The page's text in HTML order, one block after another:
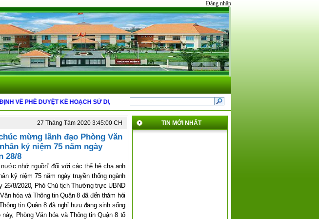
Đăng nhập
DUYỆT KẾ HOẠCH SỬ DỤNG ĐẤT NĂM 2025 CỦA QUẬN 8 GIỚI THIỆU NỘI DUNG MỚI TẠI THÔNG TƯ 31
27 Tháng Tám 2020 3:45:00 CH
mừng lãnh đạo Phòng Văn
kỷ niệm 75 năm ngày
28/8
nhớ nguồn” đối với các thế hệ cha anh
kỷ niệm 75 năm ngày truyền thống ngành
26/8/2020, Phó Chủ tịch Thường trực UBND
hóa và Thông tin Quận 8 đã đến thăm hỏi
tin Quận 8 đã nghỉ hưu đang sinh sống
Phòng Văn hóa và Thông tin Quận 8 tổ
TIN MỚI NHẤT